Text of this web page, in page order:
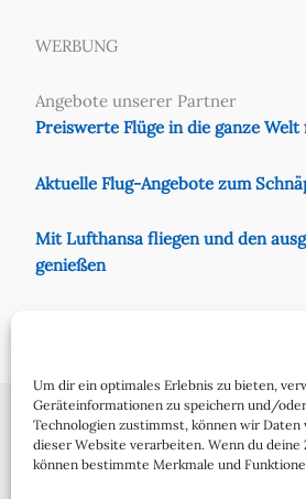
Um dir ein optimales Erlebnis zu bieten,
Geräteinformationen zu speichern und/
Technologien zustimmst, können wir
dieser Website verarbeiten. Wenn du
können bestimmte Merkmale und
WERBUNG
Angebote unserer Partner
Preiswerte Flüge in die ganze Welt
Aktuelle Flug-Angebote zum
Mit Lufthansa fliegen und den
genießen